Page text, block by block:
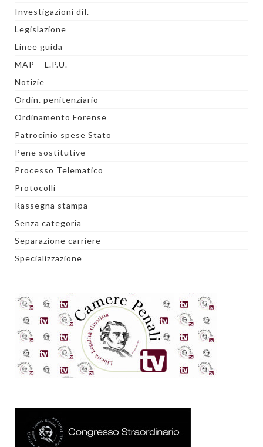
Investigazioni dif.
Legislazione
Linee guida
MAP – L.P.U.
Notizie
Ordin. penitenziario
Ordinamento Forense
Patrocinio spese Stato
Pene sostitutive
Processo Telematico
Protocolli
Rassegna stampa
Senza categoria
Separazione carriere
Specializzazione